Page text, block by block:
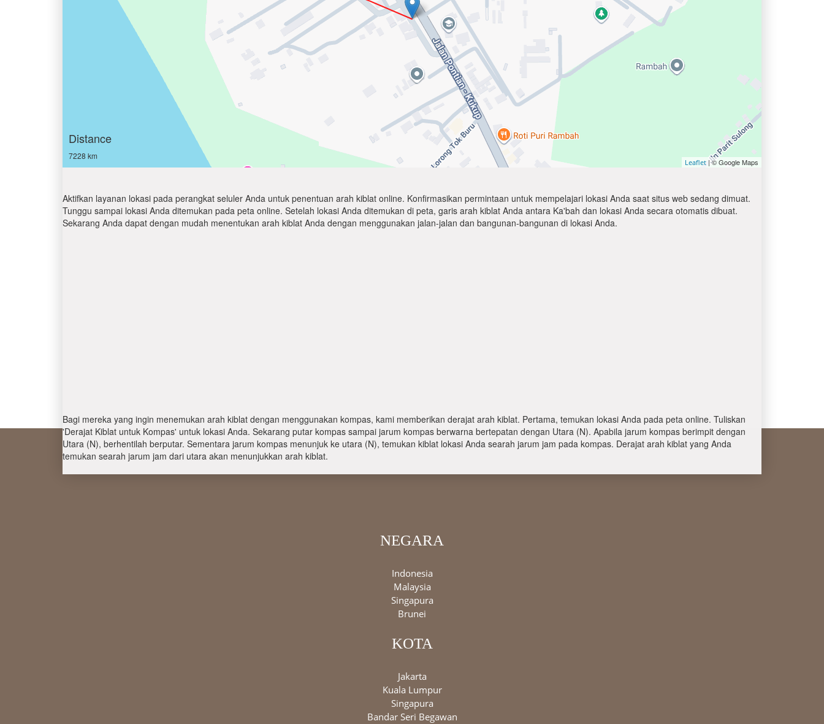
Distance
7228 km
Leaflet | © Google Maps
Aktifkan layanan lokasi pada perangkat seluler Anda untuk penentuan arah kiblat online. Konfirmasikan permintaan untuk mempelajari lokasi Anda saat situs web sedang dimuat.
Tunggu sampai lokasi Anda ditemukan pada peta online. Setelah lokasi Anda ditemukan di peta, garis arah kiblat Anda antara Ka'bah dan lokasi Anda secara otomatis dibuat.
Sekarang Anda dapat dengan mudah menentukan arah kiblat Anda dengan menggunakan jalan-jalan dan bangunan-bangunan di lokasi Anda.
Bagi mereka yang ingin menemukan arah kiblat dengan menggunakan kompas, kami memberikan derajat arah kiblat. Pertama, temukan lokasi Anda pada peta online. Tuliskan
'Derajat Kiblat untuk Kompas' untuk lokasi Anda. Sekarang putar kompas sampai jarum kompas berwarna bertepatan dengan Utara (N). Apabila jarum kompas berimpit dengan
Utara (N), berhentilah berputar. Sementara jarum kompas menunjuk ke utara (N), temukan kiblat lokasi Anda searah jarum jam pada kompas. Derajat arah kiblat yang Anda
temukan searah jarum jam dari utara akan menunjukkan arah kiblat.
NEGARA
Indonesia
Malaysia
Singapura
Brunei
KOTA
Jakarta
Kuala Lumpur
Singapura
Bandar Seri Begawan